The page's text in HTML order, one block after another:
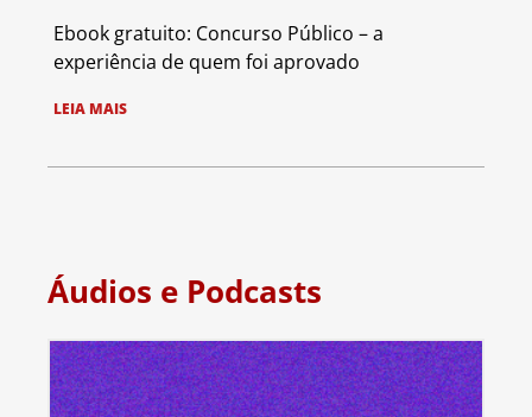
Ebook gratuito: Concurso Público – a
experiência de quem foi aprovado
LEIA MAIS
Áudios e Podcasts